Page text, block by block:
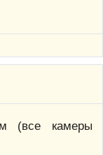
(все камеры